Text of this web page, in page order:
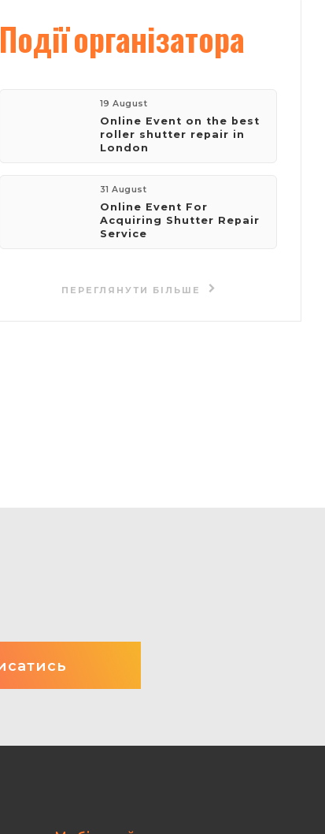
Подіїорганізатора
19 August
Online Event on the best
roller shutter repair in
London
31 August
Online Event For
Acquiring Shutter Repair
Service
ПЕРЕГЛЯНУТИ БІЛЬШЕ